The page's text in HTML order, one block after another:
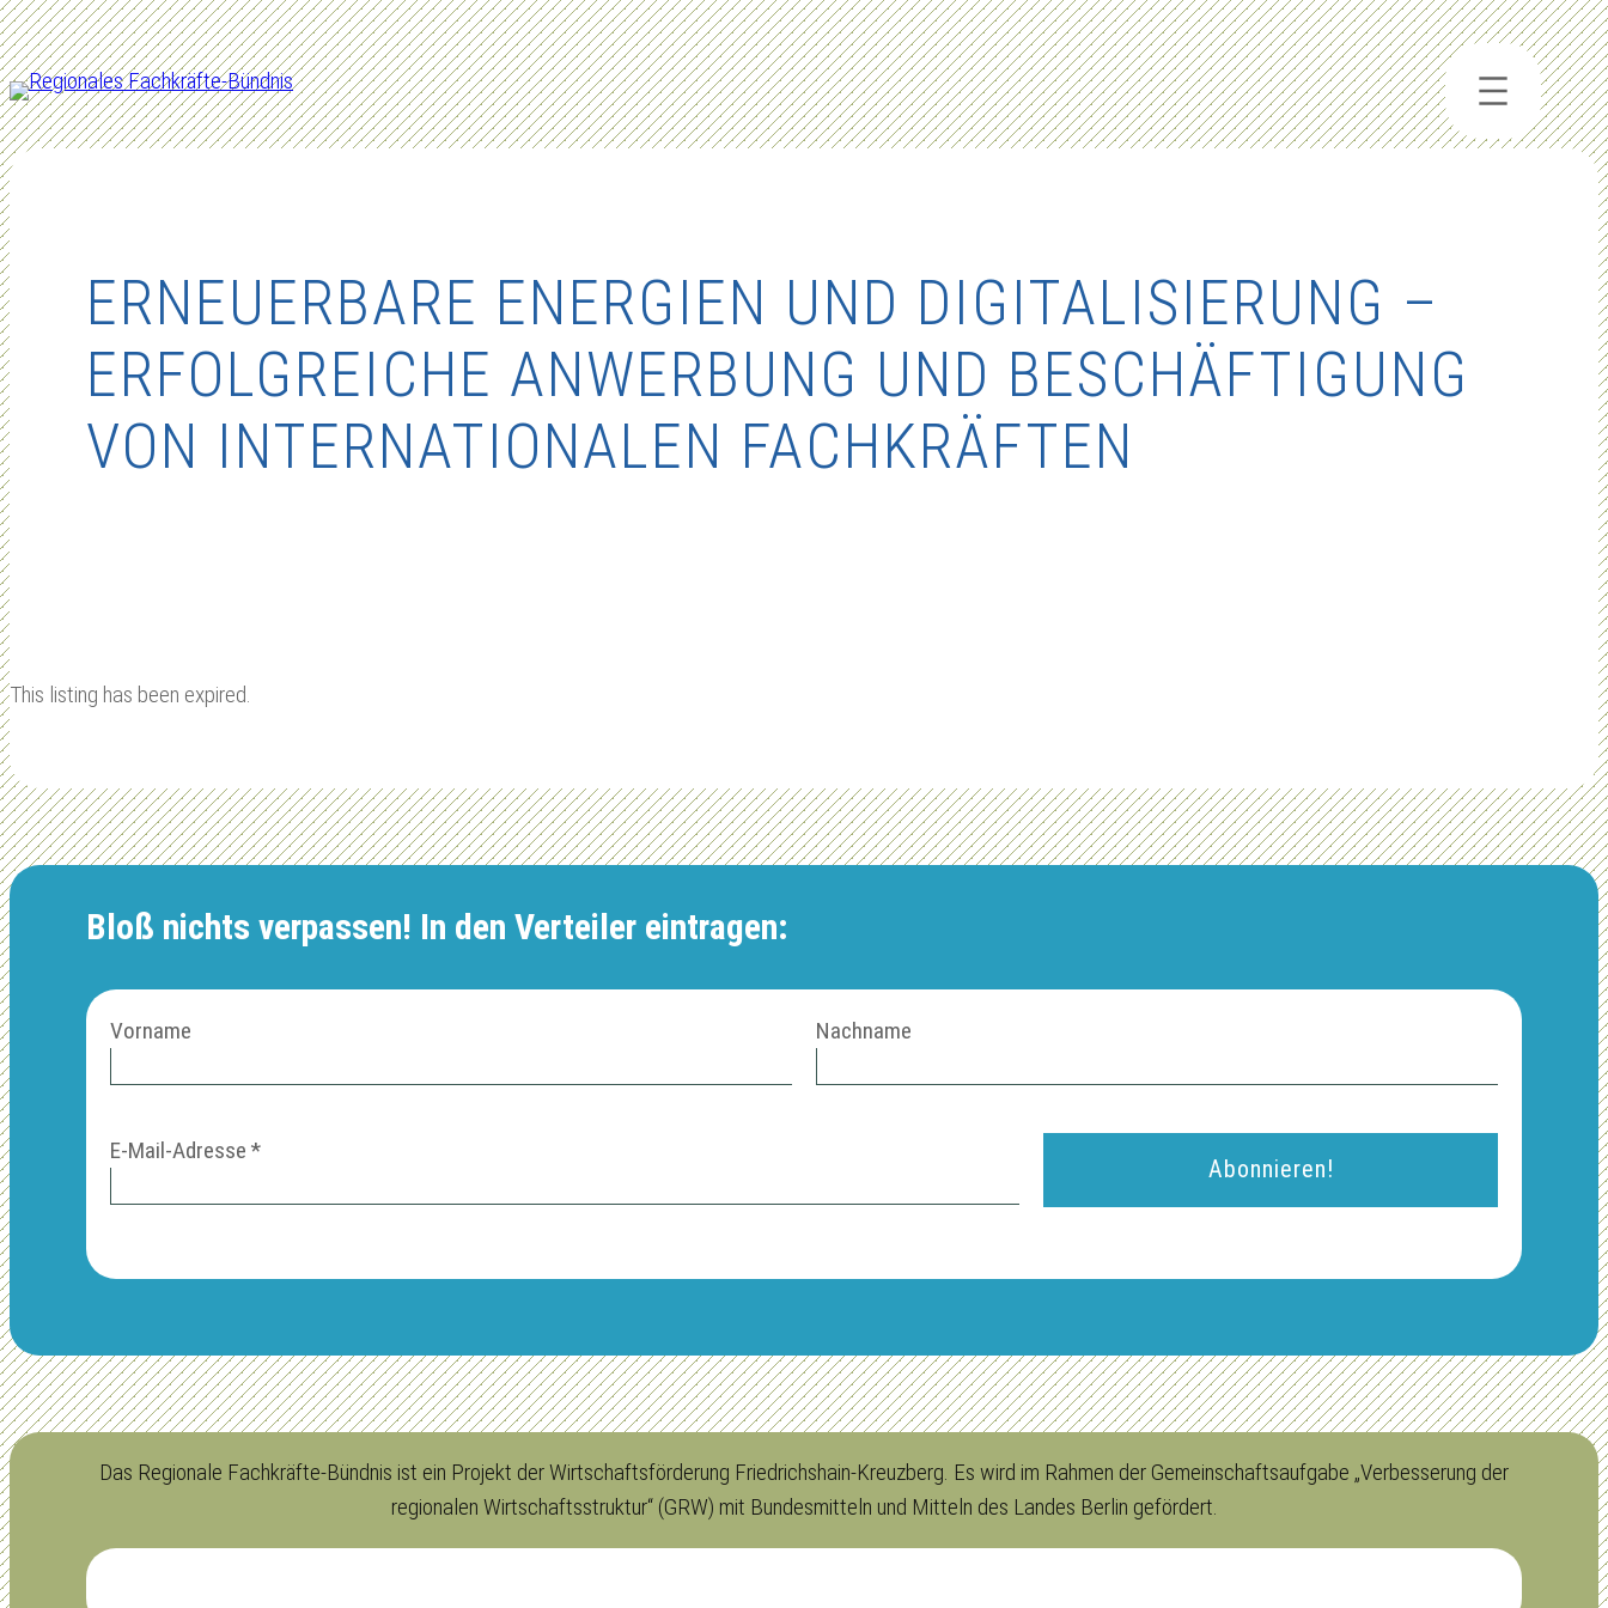
Zum
Inhalt
springen
ERNEUERBARE ENERGIEN UND DIGITALISIERUNG –
ERFOLGREICHE ANWERBUNG UND BESCHÄFTIGUNG
VON INTERNATIONALEN FACHKRÄFTEN
This listing has been expired.
Bloß nichts verpassen! In den Verteiler eintragen:
Vorname Nachname
E-Mail-Adresse *
Das Regionale Fachkräfte-Bündnis ist ein Projekt der Wirtschaftsförderung Friedrichshain-Kreuzberg. Es wird im Rahmen der Gemeinschaftsaufgabe „Verbesserung der
regionalen Wirtschaftsstruktur“ (GRW) mit Bundesmitteln und Mitteln des Landes Berlin gefördert.